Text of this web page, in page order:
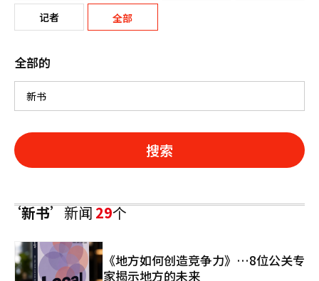
记者 全部
全部的
搜索
‘新书’新闻29个
《地方如何创造竞争力》…8位公关专
家揭示地方的未来